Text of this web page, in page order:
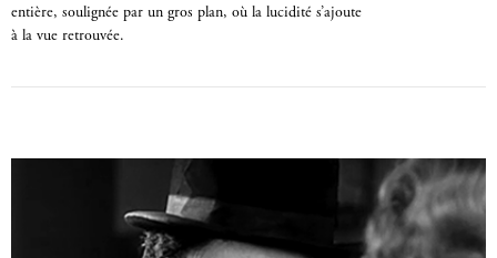
entière, soulignée par un gros plan, où la lucidité s’ajoute
à la vue retrouvée.